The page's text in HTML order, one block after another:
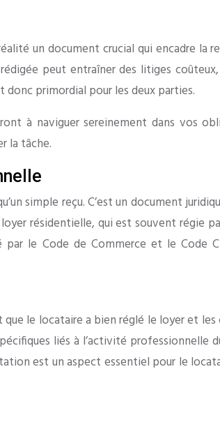
un document crucial qui encadre la
peut entraîner des litiges
donc primordial pour les deux parties.
à naviguer sereinement dans vos
la tâche.
simple reçu. C’est un document
résidentielle, qui est souvent régie
le Code de Commerce et le Code
le locataire a bien réglé le loyer et
liés à l’activité professionnelle
est un aspect essentiel pour le